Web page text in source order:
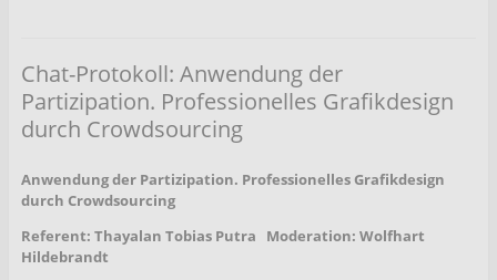
Chat-Protokoll: Anwendung der
Partizipation. Professionelles Grafikdesign
durch Crowdsourcing
Anwendung der Partizipation. Professionelles Grafikdesign
durch Crowdsourcing
Referent: Thayalan Tobias Putra Moderation: Wolfhart
Hildebrandt